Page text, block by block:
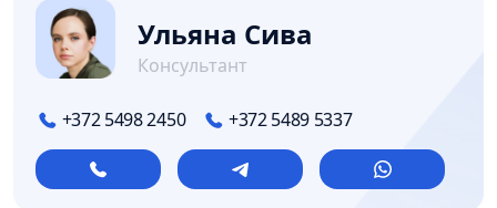
Ульяна Сива
Консультант
+372 5498 2450 +372 5489 5337